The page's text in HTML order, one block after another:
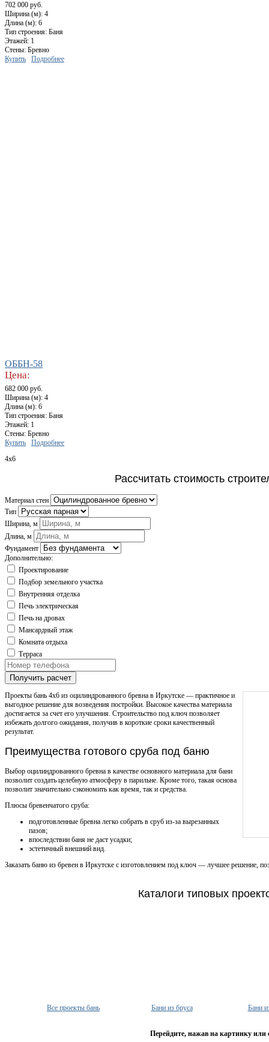
702 000 руб.
Ширина (м): 4
Длина (м): 6
Тип строения: Баня
Этажей: 1
Стены: Бревно
Купить
Подробнее
ОББН-58
Цена:
682 000 руб.
Ширина (м): 4
Длина (м): 6
Тип строения: Баня
Этажей: 1
Стены: Бревно
Купить
Подробнее
4x6
Рассчитать стоимость
Материал стен
Тип
Ширина, м
Длина, м
Фундамент
Дополнительно:
Проектирование
Подбор земельного участка
Внутренняя отделка
Печь электрическая
Печь на дровах
Мансардный этаж
Комната отдыха
Терраса
Получить расчет
Проекты бань 4х6 из оцилиндрованного бревна в Иркутске — практичное и
выгодное решение для возведения постройки. Высокое качества материала
достигается за счет его улучшения. Строительство под ключ позволяет
избежать долгого ожидания, получив в короткие сроки качественный
результат.
Преимущества готового сруба под баню
Выбор оцилиндрованного бревна в качестве основного материала для бани
позволит создать целебную атмосферу в парильне. Кроме того, такая основа
позволит значительно сэкономить как время, так и средства.
Плюсы бревенчатого сруба:
подготовленные бревна легко собрать в сруб из-за вырезанных
пазов;
впоследствии баня не даст усадки;
эстетичный внешний вид.
Заказать баню из бревен в Иркутске с изготовлением под ключ — лучшее решение,
Каталоги типовых
Все проекты бань Бани из бруса Бани
Перейдите, нажав на картинку или